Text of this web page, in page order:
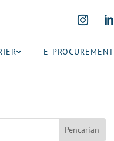
E-PROCUREMENT